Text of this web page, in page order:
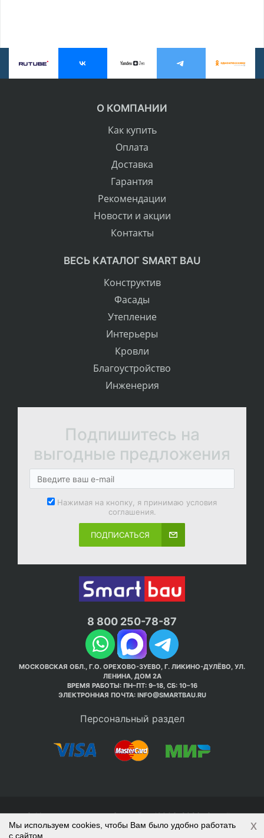
О КОМПАНИИ
Как купить
Оплата
Доставка
Гарантия
Рекомендации
Новости и акции
Контакты
ВЕСЬ КАТАЛОГ SMART BAU
Конструктив
Фасады
Утепление
Интерьеры
Кровли
Благоустройство
Инженерия
Подпишитесь на
выгодные предложения
Нажимая на кнопку, я принимаю условия
соглашения.
ПОДПИСАТЬСЯ
8 800 250-78-87
МОСКОВСКАЯ ОБЛ., Г.О. ОРЕХОВО-ЗУЕВО, Г. ЛИКИНО-ДУЛЁВО, УЛ.
ЛЕНИНА, ДОМ 2А
ВРЕМЯ РАБОТЫ: ПН–ПТ: 9–18, СБ: 10–16
ЭЛЕКТРОННАЯ ПОЧТА: INFO@SMARTBAU.RU
Персональный раздел
© Интернет-магазин Smart Bau ’2003-2026. Стройте
правильно с 1-го раза.
Мы используем cookies, чтобы Вам было удобно работать
с сайтом.
x